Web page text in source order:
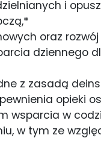
i
oraz
dziennego
z zasadą
opieki
wsparcia w
w tym ze